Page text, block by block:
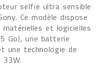
selfie ultra sensible
Ce modèle dispose
et logicielles
Go), une batterie
une technologie de
33W.